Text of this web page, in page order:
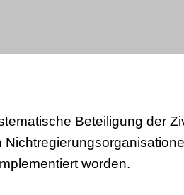
Beteiligung der
worden.